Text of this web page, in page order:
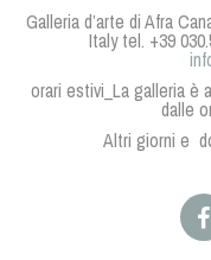
Galleria d’arte di Afra
Italy tel. +39
orari estivi_La galleria è
dalle
Altri giorni e